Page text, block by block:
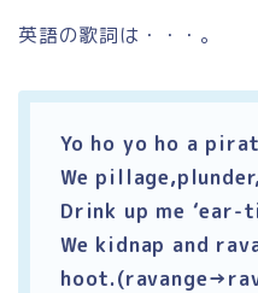
英語の歌詞は・・・。
Yo ho yo ho a
We
Drink up me ‘ear-
We kidnap and